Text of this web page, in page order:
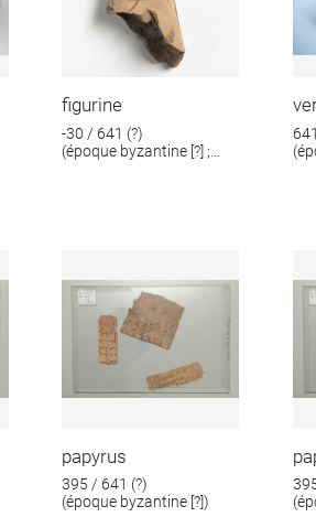
figurine
-30 / 641 (?)
(époque byzantine [?] ;
papyrus
395 / 641 (?)
(époque byzantine [?])